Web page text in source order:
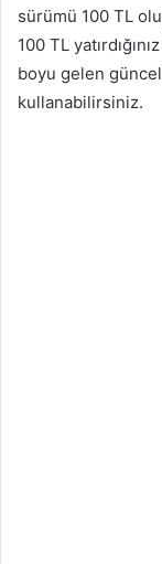
sürümü 100 TL
100 TL
boyu gelen
kullanabilirsiniz.